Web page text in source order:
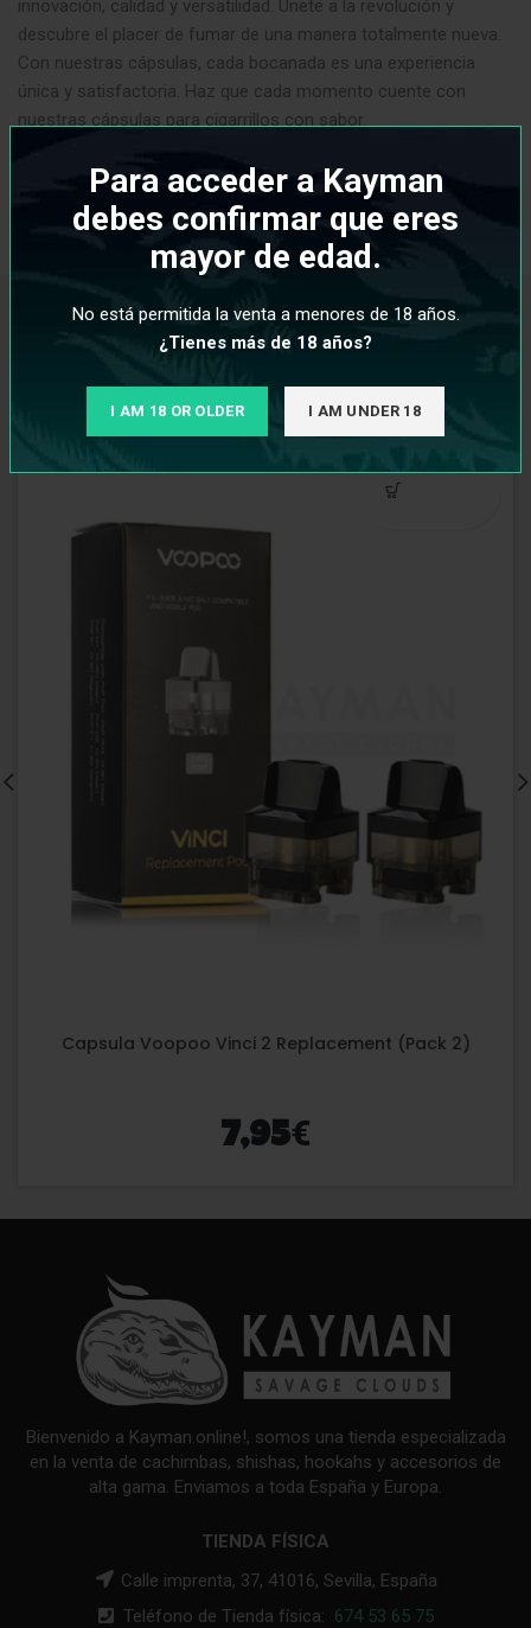
Para acceder a Kayman
debes confirmar que eres
mayor de edad.
No está permitida la venta a menores de 18 años.
¿Tienes más de 18 años?
I AM 18 OR OLDER I AM UNDER 18
innovación, calidad y versatilidad. Únete a la revolución y
descubre el placer de fumar de una manera totalmente nueva.
Con nuestras cápsulas, cada bocanada es una experiencia
única y satisfactoria. Haz que cada momento cuente con
nuestras cápsulas para cigarrillos con sabor.
INFORMACIÓN ADICIONAL
PRODUCTOS RELACIONADOS
Capsula Voopoo Vinci 2 Replacement (Pack 2)
7,95€
Bienvenido a Kayman.online!, somos una tienda especializada
en la venta de cachimbas, shishas, hookahs y accesorios de
alta gama. Enviamos a toda España y Europa.
TIENDA FÍSICA
Calle imprenta, 37, 41016, Sevilla, España
Teléfono de Tienda física: 674 53 65 75